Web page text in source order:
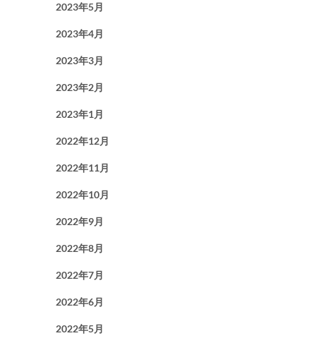
2023年5月
2023年4月
2023年3月
2023年2月
2023年1月
2022年12月
2022年11月
2022年10月
2022年9月
2022年8月
2022年7月
2022年6月
2022年5月